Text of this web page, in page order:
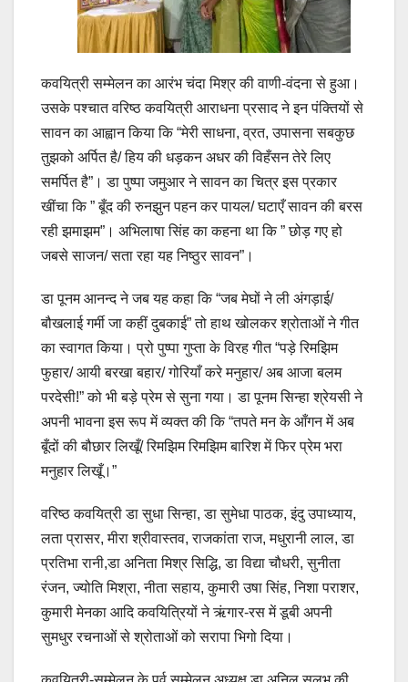
कवयित्री सम्मेलन का आरंभ चंदा मिश्र की वाणी-वंदना से हुआ।
उसके पश्चात वरिष्ठ कवयित्री आराधना प्रसाद ने इन पंक्तियों से
सावन का आह्वान किया कि “मेरी साधना, व्रत, उपासना सबकुछ
तुझको अर्पित है/ हिय की धड़कन अधर की विहँसन तेरे लिए
समर्पित है”। डा पुष्पा जमुआर ने सावन का चित्र इस प्रकार
खींचा कि ” बूँद की रुनझुन पहन कर पायल/ घटाएँ सावन की बरस
रही झमाझम”। अभिलाषा सिंह का कहना था कि ” छोड़ गए हो
जबसे साजन/ सता रहा यह निष्ठुर सावन”।
डा पूनम आनन्द ने जब यह कहा कि “जब मेघों ने ली अंगड़ाई/
बौखलाई गर्मी जा कहीं दुबकाई” तो हाथ खोलकर श्रोताओं ने गीत
का स्वागत किया। प्रो पुष्पा गुप्ता के विरह गीत “पड़े रिमझिम
फुहार/ आयी बरखा बहार/ गोरियाँ करे मनुहार/ अब आजा बलम
परदेसी!” को भी बड़े प्रेम से सुना गया। डा पूनम सिन्हा श्रेयसी ने
अपनी भावना इस रूप में व्यक्त की कि “तपते मन के आँगन में अब
बूँदों की बौछार लिखूँ/ रिमझिम रिमझिम बारिश में फिर प्रेम भरा
मनुहार लिखूँ।”
वरिष्ठ कवयित्री डा सुधा सिन्हा, डा सुमेधा पाठक, इंदु उपाध्याय,
लता प्रासर, मीरा श्रीवास्तव, राजकांता राज, मधुरानी लाल, डा
प्रतिभा रानी,डा अनिता मिश्र सिद्धि, डा विद्या चौधरी, सुनीता
रंजन, ज्योति मिश्रा, नीता सहाय, कुमारी उषा सिंह, निशा पराशर,
कुमारी मेनका आदि कवयित्रियों ने ऋंगार-रस में डूबी अपनी
सुमधुर रचनाओं से श्रोताओं को सरापा भिगो दिया।